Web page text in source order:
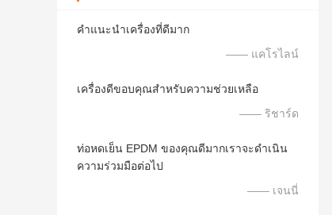
คำแนะนำเครื่องที่ดีมาก
—— แคโรไลน์
เครื่องดีขอบคุณสำหรับความช่วยเหลือ
—— ริชาร์ด
ท่อหดเย็น EPDM ของคุณดีมากเราจะดำเนิน
ความร่วมมือต่อไป
—— เจนนี่